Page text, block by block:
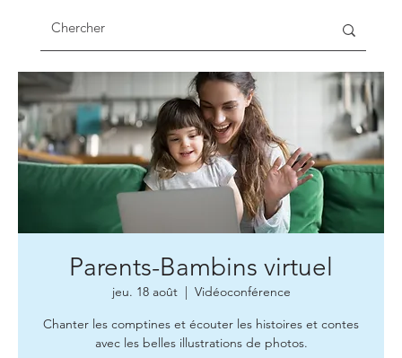
Parents-Bambins virtuel
jeu. 18 août
  |
Vidéoconférence
Chanter les comptines et écouter les histoires et contes
avec les belles illustrations de photos.